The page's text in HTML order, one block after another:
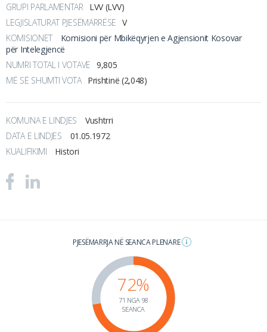
GRUPI PARLAMENTAR
LVV (LVV)
LEGJISLATURAT PJESËMARRËSE V
KOMISIONET
Komisioni për Mbikëqyrjen e Agjensionit Kosovar
për Intelegjencë
NUMRI TOTAL I VOTAVE 9,805
MË SË SHUMTI VOTA Prishtinë (2,048)
KOMUNA E LINDJES
Vushtrri
DATA E LINDJES
01.05.1972
KUALIFIKIMI
Histori
PJESËMARRJA NË SEANCA PLENARE
72%
71 NGA 98
SEANCA